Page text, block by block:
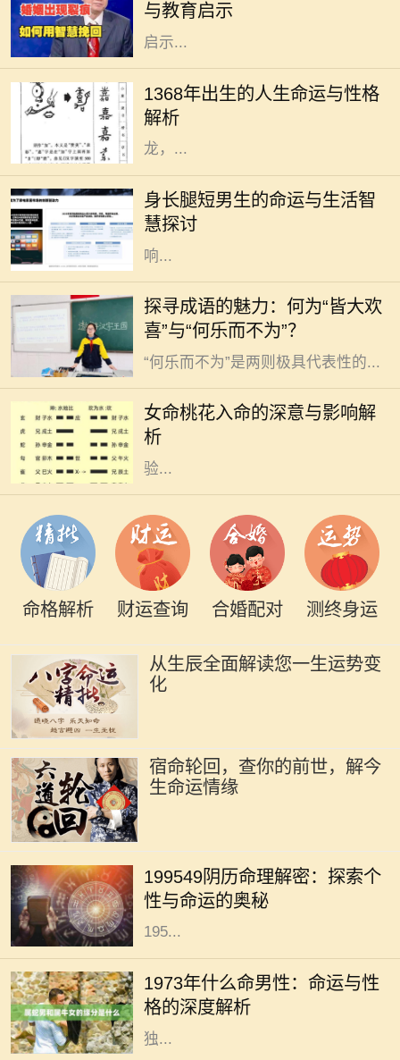
与教育启示
析，无疑为广大家长们提供了深刻的
启示...
1368年出生的人生命运与性格
解析
每个年份都有它独特的命理特征，而
1368年正好是中国历史上一个重要的
年份。根据中国传统的命理学说，
1368年属于戊辰年，戊土为阳，辰为
龙，...
身长腿短男生的命运与生活智
慧探讨
在这个充满竞争与压力的时代，身长
腿短的男生往往会被贴上标签，似乎
他们的身材决定了他们的命运。但事
实真的如此吗？身高和腿长固然会影
响...
探寻成语的魅力：何为“皆大欢
喜”与“何乐而不为”？
成语是汉语言文化的瑰宝，它们以简
练的语言浓缩了深刻的哲理和丰富的
情感。在这些成语中，“皆大欢喜”与
“何乐而不为”是两则极具代表性的...
女命桃花入命的深意与影响解
析
在佛教和命理学中，桃花一词常常与
浪漫、爱情和人际关系有关。对于女
性命主来说，桃花入命是一个吉祥的
象征，暗示着人生有着丰富的情感体
验...
命格解析 财运查询 合婚配对 测终身运
从生辰全面解读您一生运势变
化
宿命轮回，查你的前世，解今
生命运情缘
199549阴历命理解密：探索个
性与命运的奥秘
势与性格的重要工具，尤其是通过阴
历来分析一个人的命运。今天，我们
将深入探讨19549年阴历（即公历的
195...
1973年什么命男性：命运与性
格的深度解析
1973年，是一个在中国农历中被称为
“水牛年”的年份。根据命理学说，
1973年出生的男性被认为是“水命”。
水命的男性在性格和命运上展现出
独...
每一个年份都是命运的一个分点，